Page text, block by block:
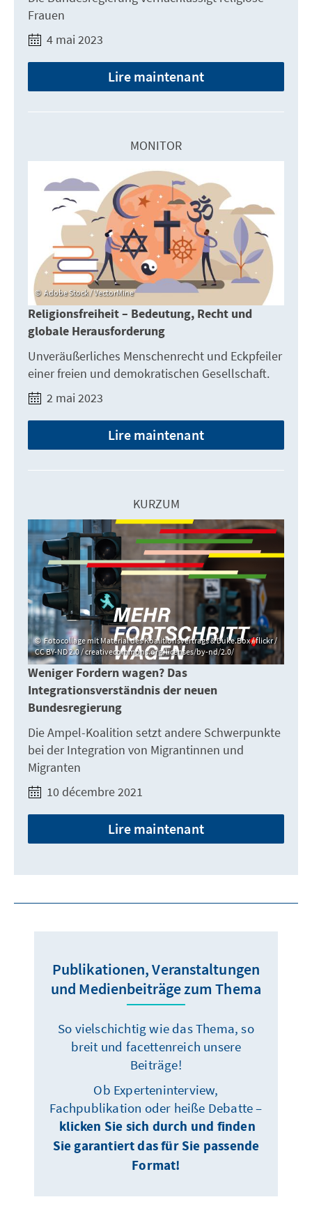
Frauen
4 mai 2023
Lire maintenant
MONITOR
Adobe Stock / VectorMine
Religionsfreiheit – Bedeutung, Recht und
globale Herausforderung
Unveräußerliches Menschenrecht und Eckpfeiler
einer freien und demokratischen Gesellschaft.
2 mai 2023
Lire maintenant
KURZUM
Fotocollage mit Material des Koalitionsvertrags & Duke.Box / flickr /
CC BY-ND 2.0 / creativecommons.org/licenses/by-nd/2.0/
Weniger Fordern wagen? Das
Integrationsverständnis der neuen
Bundesregierung
Die Ampel-Koalition setzt andere Schwerpunkte
bei der Integration von Migrantinnen und
Migranten
10 décembre 2021
Lire maintenant
Publikationen, Veranstaltungen
und Medienbeiträge zum Thema
So vielschichtig wie das Thema, so
breit und facettenreich unsere
Beiträge!
Ob Experteninterview,
Fachpublikation oder heiße Debatte –
klicken Sie sich durch und finden
Sie garantiert das für Sie passende
Format!